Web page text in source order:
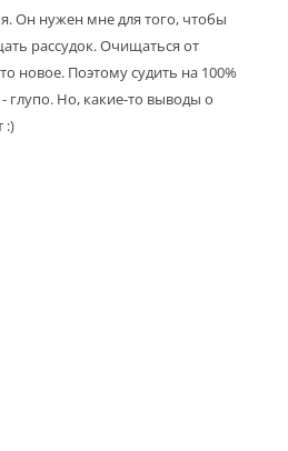
Он нужен мне для того, чтобы
рассудок. Очищаться от
новое. Поэтому судить на 100%
глупо. Но, какие-то выводы о
:)